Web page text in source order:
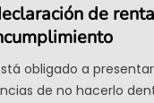
de
obligado a
de no hacerlo